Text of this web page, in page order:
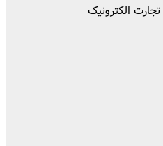
الکترونیک